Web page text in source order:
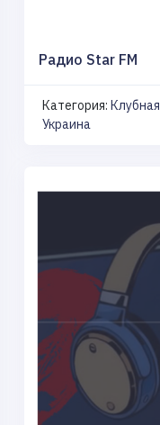
Радио Star FM
Категория: Клубная
Украина